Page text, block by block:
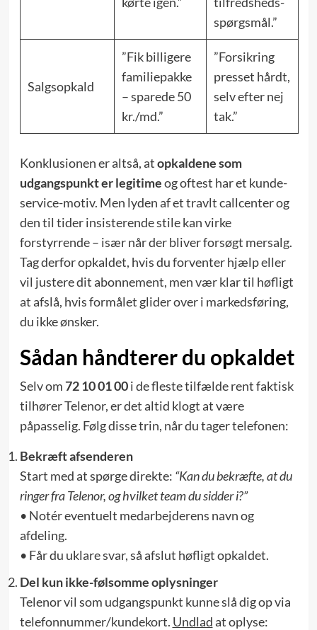
spørgsmål.”
Salgsopkald
”Fik billigere
familie­pakke
– sparede 50
kr./md.”
”Forsikring
presset hårdt,
selv efter nej
tak.”
Konklusionen er altså, atopkaldene som
udgangspunkt er legitimeog oftest har et kunde­
service-motiv. Men lyden af et travlt callcenter og
den til tider insisterende stile kan virke
forstyrrende – især når der bliver forsøgt mersalg.
Tag derfor opkaldet, hvis du forventer hjælp eller
vil justere dit abonnement, men vær klar til høfligt
at afslå, hvis formålet glider over i markedsføring,
du ikke ønsker.
Sådan håndterer du opkaldet
Selv om72 10 01 00i de fleste tilfælde rent faktisk
tilhører Telenor, er det altid klogt at være
påpasselig. Følg disse trin, når du tager telefonen:
Bekræft afsenderen
Start med at spørge direkte: “Kan du bekræfte, at du
ringer fra Telenor, og hvilket team du sidder i?”
• Notér eventuelt medarbejderens navn og
afdeling.
• Får du uklare svar, så afslut høfligt opkaldet.
Del kun ikke-følsomme oplysninger
Telenor vil som udgangspunkt kunne slå dig op via
telefonnummer/kundekort. Undladat oplyse: